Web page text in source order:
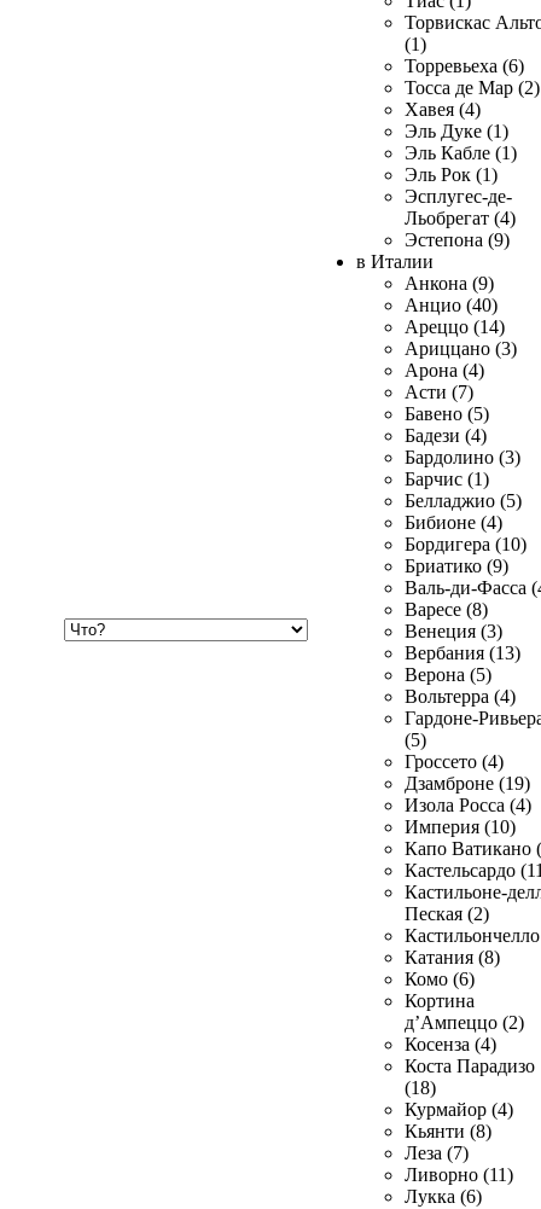
Торвискас
(1)
Торревьеха (6)
Тосса де Мар (2)
Хавея (4)
Эль Дуке (1)
Эль Кабле (1)
Эль Рок (1)
Эсплугес-де-
Льобрегат (4)
Эстепона (9)
в Италии
Анкона (9)
Анцио (40)
Ареццо (14)
Ариццано (3)
Арона (4)
Асти (7)
Бавено (5)
Бадези (4)
Бардолино (3)
Барчис (1)
Белладжио (5)
Бибионе (4)
Бордигера (10)
Бриатико (9)
Валь-ди-Фасса
Варесе (8)
Венеция (3)
Вербания (13)
Верона (5)
Вольтерра (4)
Гардоне-
(5)
Гроссето (4)
Дзамброне (19)
Изола Росса (4)
Империя (10)
Капо Ватикано
Кастельсардо
Кастильоне-
Пеская (2)
Катания (8)
Комо (6)
Кортина
д’Ампеццо (2)
Косенза (4)
Коста Парадизо
(18)
Курмайор (4)
Кьянти (8)
Леза (7)
Ливорно (11)
Лукка (6)